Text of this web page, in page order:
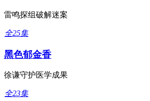
雷鸣探组破解迷案
全25集
黑色郁金香
徐谦守护医学成果
全23集